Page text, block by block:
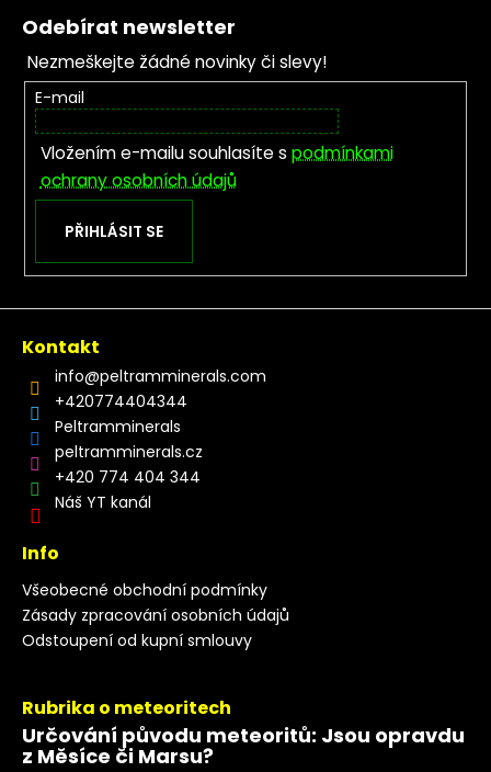
Odebírat newsletter
Nezmeškejte žádné novinky či slevy!
E-mail
Vložením e-mailu souhlasíte s podmínkami
ochrany osobních údajů
PŘIHLÁSIT SE
Kontakt
info@peltramminerals.com
+420774404344
Peltramminerals
peltramminerals.cz
+420 774 404 344
Náš YT kanál
Info
Všeobecné obchodní podmínky
Zásady zpracování osobních údajů
Odstoupení od kupní smlouvy
Rubrika o meteoritech
Určování původu meteoritů: Jsou opravdu
z Měsíce či Marsu?